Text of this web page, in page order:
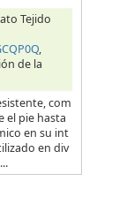
Tejido
,
de la
com
el pie hasta
en su int
en div